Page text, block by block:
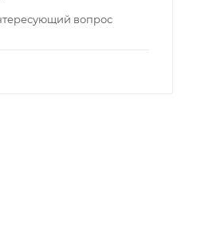
вопрос